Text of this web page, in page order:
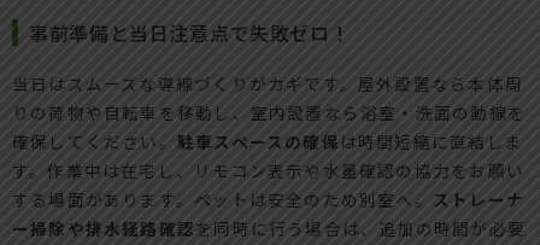
事前準備と当日注意点で失敗ゼロ！
当日はスムーズな導線づくりがカギです。屋外設置なら本体周
りの荷物や自転車を移動し、室内設置なら浴室・洗面の動線を
確保してください。 駐車スペースの確保 は時間短縮に直結しま
す。作業中は在宅し、リモコン表示や水量確認の協力をお願い
する場面があります。ペットは安全のため別室へ。 ストレーナ
ー掃除や排水経路確認を同時に行う場合は、追加の時間が必要